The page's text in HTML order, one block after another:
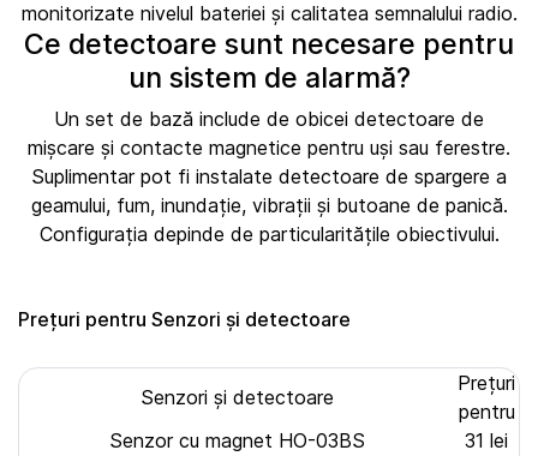
monitorizate nivelul bateriei și calitatea semnalului radio.
Ce detectoare sunt necesare pentru
un sistem de alarmă?
Un set de bază include de obicei detectoare de
mișcare și contacte magnetice pentru uși sau ferestre.
Suplimentar pot fi instalate detectoare de spargere a
geamului, fum, inundație, vibrații și butoane de panică.
Configurația depinde de particularitățile obiectivului.
Prețuri pentru Senzori și detectoare
Senzori și detectoare
Prețuri
pentru
Senzor cu magnet HO-03BS
31 lei